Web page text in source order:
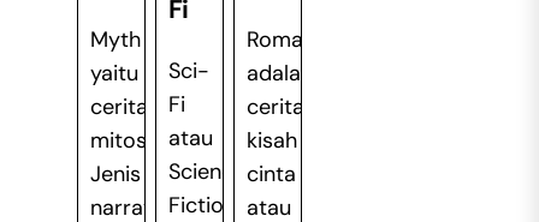
Myth
yaitu
cerita
mitos.
Jenis
narrative
Fi
Sci-
Fi
atau
Science
Fiction
Romance
adalah
cerita
kisah
cinta
atau